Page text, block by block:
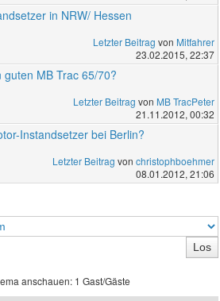
in NRW/ Hessen
Letzter Beitrag von Mitfahrer
23.02.2015, 22:37
MB Trac 65/70?
Letzter Beitrag von MB TracPeter
21.11.2012, 00:32
Instandsetzer bei Berlin?
Letzter Beitrag von christophboehmer
08.01.2012, 21:06
anschauen: 1 Gast/Gäste